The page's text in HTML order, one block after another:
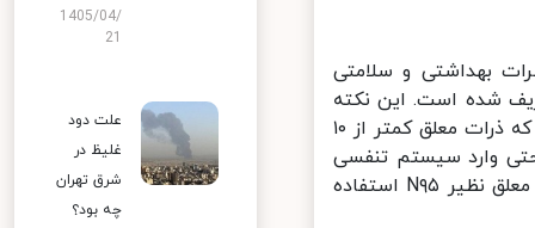
بهداشتی و سلامتی
شده است. این نکته
قابل تامل است که موی انسان ۵۰ تا ۷۰ میکرون قطر دارد این در حالیست که ذرات معلق کمتر از ۱۰
به راحتی وارد سیستم تنفسی
می‌شوند بنابراین توصیه می‌شود در این شرایط از ماسک‌های مناسب ذرات معلق نظیر N۹۵ استفاده
1405/04/
علت دود
غلیظ در
شرق تهران
چه بود؟